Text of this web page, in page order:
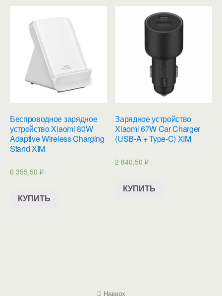
Беспроводное зарядное
устройство Xiaomi 80W
Adaptive Wireless Charging
Stand XIM
6 355,50 ₽
КУПИТЬ
Зарядное устройство
Xiaomi 67W Car Charger
(USB-A + Type-C) XIM
2 840,50₽
КУПИТЬ
Наверх